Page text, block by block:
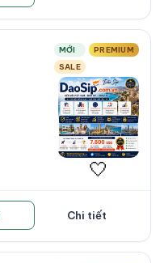
MỚI
PREMIUM
SALE
🤍
Chi tiết